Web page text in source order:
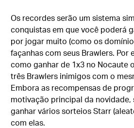
Os recordes serão um sistema
conquistas em que você poderá
por jogar muito (como os
façanhas com seus Brawlers. Por
como ganhar de 1x3 no Nocaute
três Brawlers inimigos com o
Embora as recompensas de
motivação principal da novidade,
ganhar vários sorteios Starr
com elas.